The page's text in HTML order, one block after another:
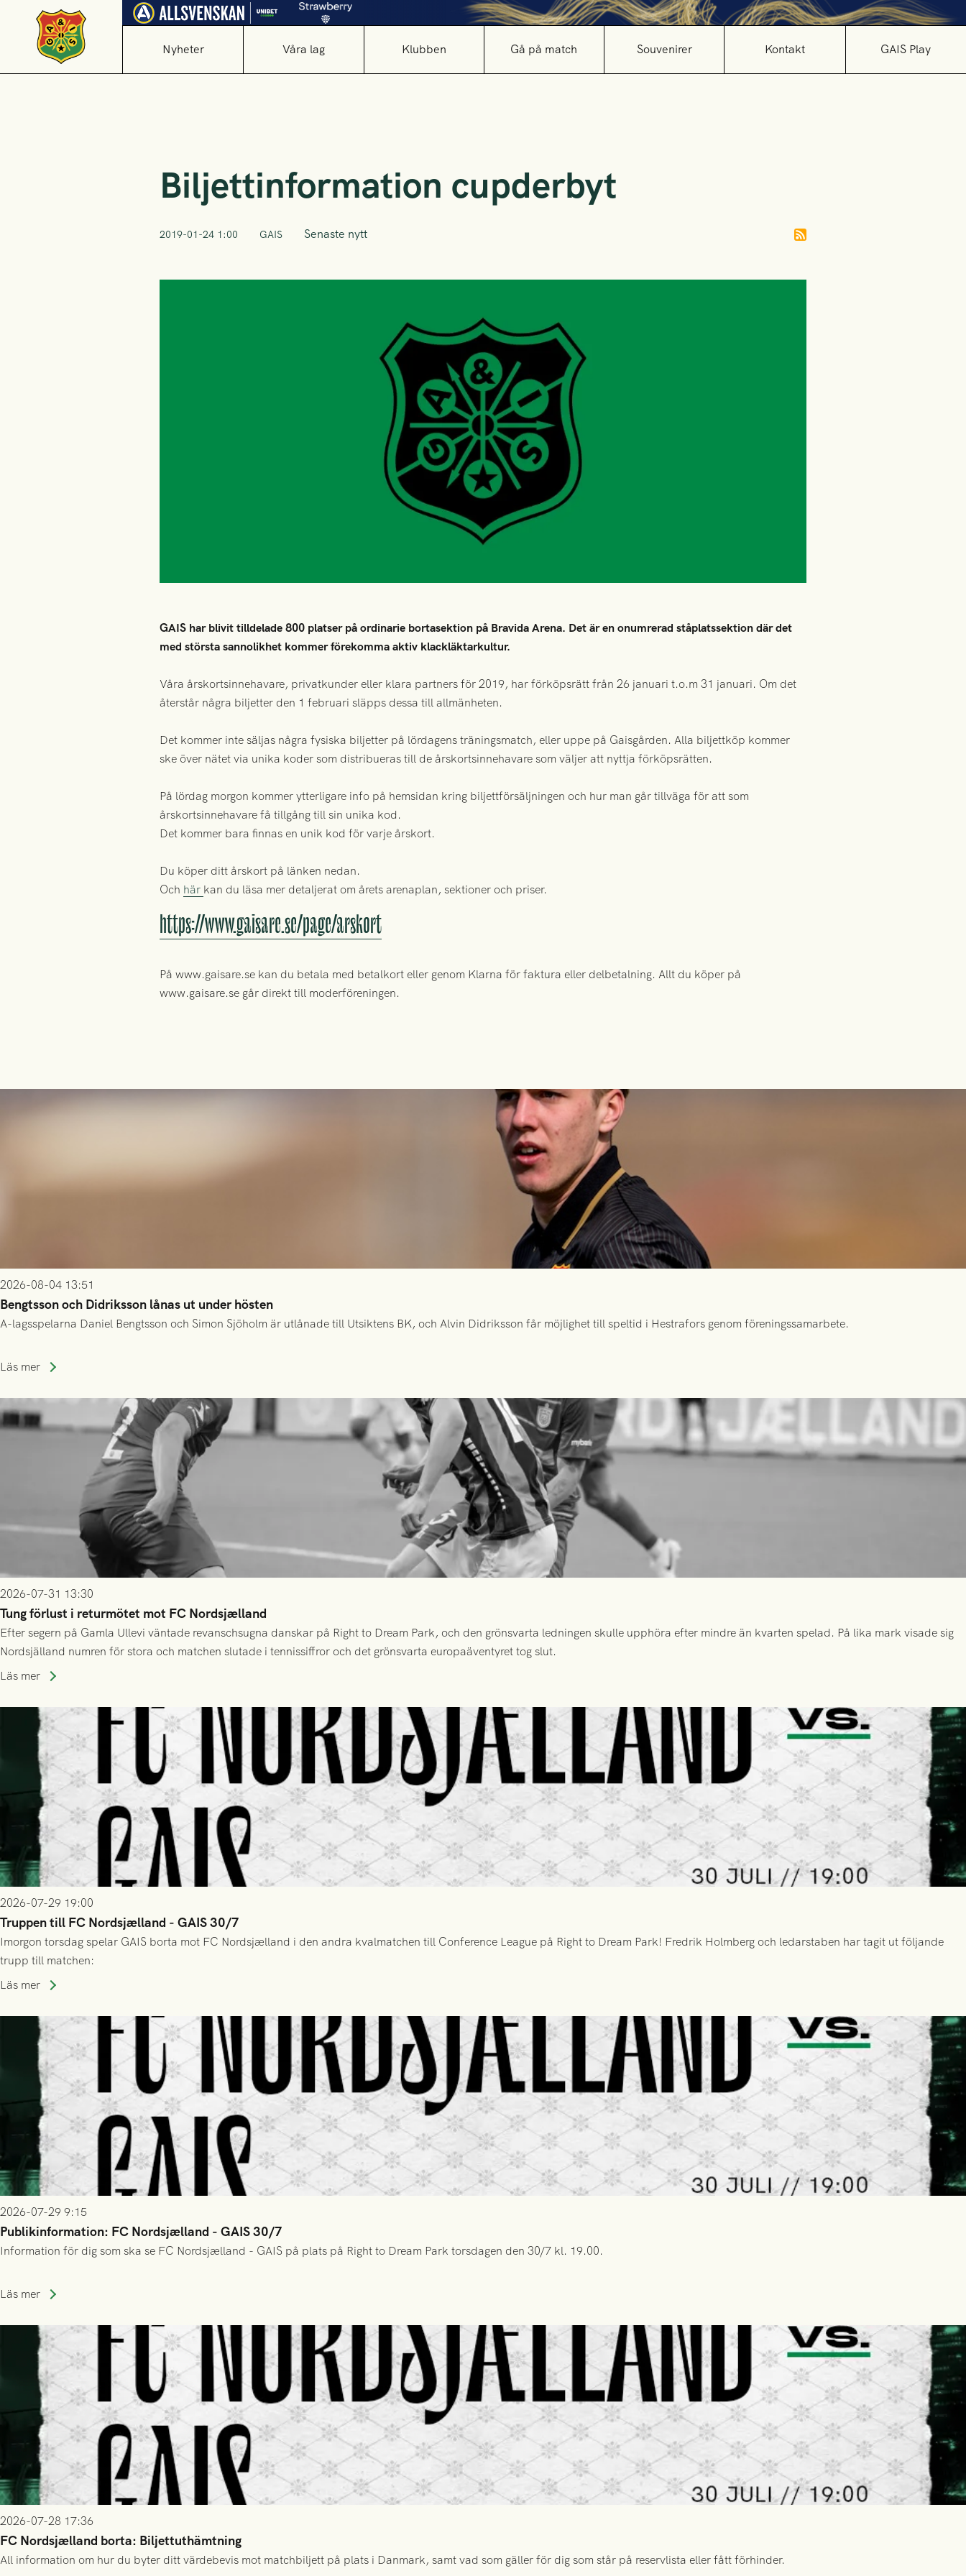
Nyheter Våra lag Klubben Gå på match Souvenirer Kontakt GAIS Play
Biljettinformation cupderbyt
2019-01-24 1:00 GAIS Senaste nytt
GAIS har blivit tilldelade 800 platser på ordinarie bortasektion på Bravida Arena. Det är en onumrerad ståplatssektion där det
med största sannolikhet kommer förekomma aktiv klackläktarkultur.
Våra årskortsinnehavare, privatkunder eller klara partners för 2019, har förköpsrätt från 26 januari t.o.m 31 januari. Om det
återstår några biljetter den 1 februari släpps dessa till allmänheten.
Det kommer inte säljas några fysiska biljetter på lördagens träningsmatch, eller uppe på Gaisgården. Alla biljettköp kommer
ske över nätet via unika koder som distribueras till de årskortsinnehavare som väljer att nyttja förköpsrätten.
På lördag morgon kommer ytterligare info på hemsidan kring biljettförsäljningen och hur man går tillväga för att som
årskortsinnehavare få tillgång till sin unika kod.
Det kommer bara finnas en unik kod för varje årskort.
Du köper ditt årskort på länken nedan.
Och här kan du läsa mer detaljerat om årets arenaplan, sektioner och priser.
https://www.gaisare.se/page/arskort
På www.gaisare.se kan du betala med betalkort eller genom Klarna för faktura eller delbetalning. Allt du köper på
www.gaisare.se går direkt till moderföreningen.
2026-08-04 13:51
Bengtsson och Didriksson lånas ut under hösten
A-lagsspelarna Daniel Bengtsson och Simon Sjöholm är utlånade till Utsiktens BK, och Alvin Didriksson får möjlighet till speltid i Hestrafors genom föreningssamarbete.
Läs mer
2026-07-31 13:30
Tung förlust i returmötet mot FC Nordsjælland
Efter segern på Gamla Ullevi väntade revanschsugna danskar på Right to Dream Park, och den grönsvarta ledningen skulle upphöra efter mindre än kvarten spelad. På lika mark visade sig
Nordsjälland numren för stora och matchen slutade i tennissiffror och det grönsvarta europaäventyret tog slut.
Läs mer
2026-07-29 19:00
Truppen till FC Nordsjælland - GAIS 30/7
Imorgon torsdag spelar GAIS borta mot FC Nordsjælland i den andra kvalmatchen till Conference League på Right to Dream Park! Fredrik Holmberg och ledarstaben har tagit ut följande
trupp till matchen:
Läs mer
2026-07-29 9:15
Publikinformation: FC Nordsjælland - GAIS 30/7
Information för dig som ska se FC Nordsjælland - GAIS på plats på Right to Dream Park torsdagen den 30/7 kl. 19.00.
Läs mer
2026-07-28 17:36
FC Nordsjælland borta: Biljettuthämtning
All information om hur du byter ditt värdebevis mot matchbiljett på plats i Danmark, samt vad som gäller för dig som står på reservlista eller fått förhinder.